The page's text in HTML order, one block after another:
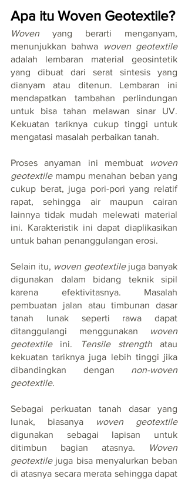
Apa itu Woven Geotextile?
Woven yang berarti menganyam,
menunjukkan bahwa
woven geotextile
adalah lembaran material geosintetik
yang dibuat dari serat sintesis yang
dianyam atau ditenun. Lembaran ini
mendapatkan tambahan perlindungan
untuk bisa tahan melawan sinar UV.
Kekuatan tariknya cukup tinggi untuk
mengatasi masalah perbaikan tanah.
Proses anyaman ini membuat woven
geotextile mampu menahan beban yang
cukup berat, juga pori-pori yang relatif
rapat, sehingga air maupun cairan
lainnya tidak mudah melewati material
ini. Karakteristik ini dapat diaplikasikan
untuk bahan penanggulangan erosi.
Selain itu, woven geotextile juga banyak
digunakan dalam bidang teknik sipil
karena efektivitasnya. Masalah
pembuatan jalan atau timbunan dasar
tanah lunak seperti rawa dapat
ditanggulangi menggunakan
woven
geotextile ini. Tensile strength atau
kekuatan tariknya juga lebih tinggi jika
dibandingkan dengan non-woven
geotextile.
Sebagai perkuatan tanah dasar yang
lunak, biasanya
woven geotextile
digunakan sebagai lapisan untuk
ditimbun bagian atasnya.
Woven
geotextile juga bisa menyalurkan beban
di atasnya secara merata sehingga dapat